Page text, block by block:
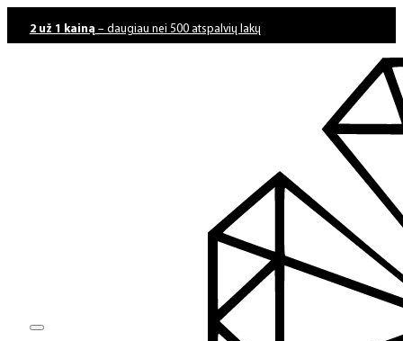
2 už 1 kainą – daugiau nei 500 atspalvių lakų